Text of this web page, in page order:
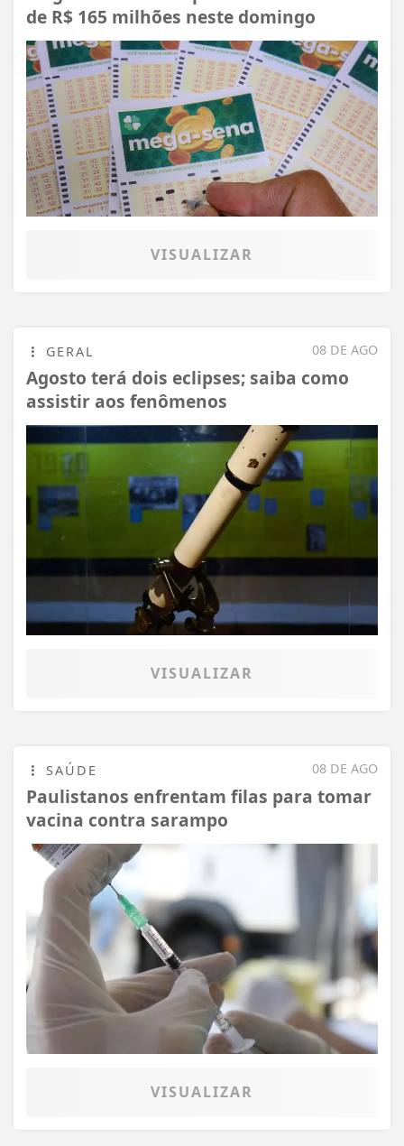
de R$ 165 milhões neste domingo
VISUALIZAR
08 DE AGO
GERAL
Agosto terá dois eclipses; saiba como
assistir aos fenômenos
VISUALIZAR
08 DE AGO
SAÚDE
Paulistanos enfrentam filas para tomar
vacina contra sarampo
VISUALIZAR